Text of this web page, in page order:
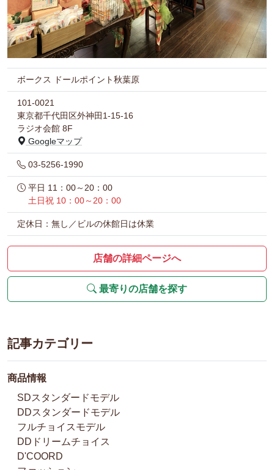
ボークス ドールポイント秋葉原
101-0021
東京都千代田区外神田1-15-16
ラジオ会館 8F
Googleマップ
03-5256-1990
平日 11：00～20：00
土日祝 10：00～20：00
定休日：無し／ビルの休館日は休業
店舗の詳細ページへ
最寄りの店舗を探す
記事カテゴリー
商品情報
SDスタンダードモデル
DDスタンダードモデル
フルチョイスモデル
DDドリームチョイス
D'COORD